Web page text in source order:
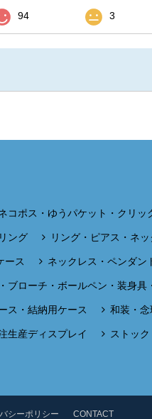
94 3
コポス・ゆうパケット・クリッ
ング リング・ピアス・ネ
ース ネックレス・ペンダン
ブローチ・ボールペン・装身具
ス・結納用ケース 和装・念
生産ディスプレイ ストッ
シーポリシー CONTACT